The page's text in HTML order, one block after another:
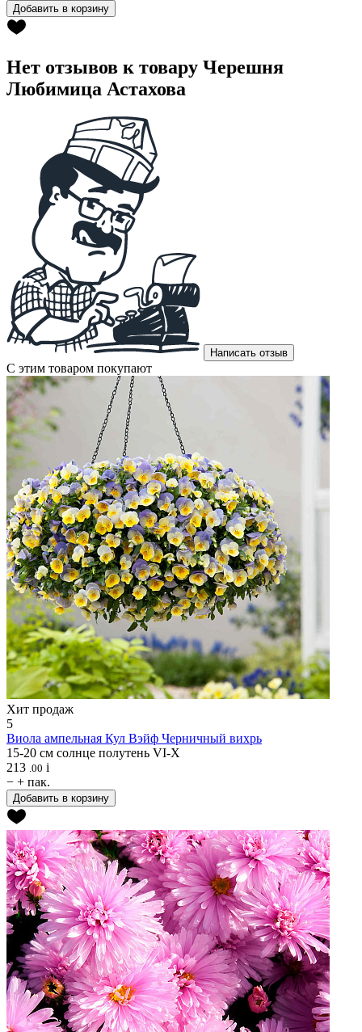
Добавить в корзину
Нет отзывов к товару Черешня
Любимица Астахова
Написать отзыв
С этим товаром покупают
Хит продаж
5
Виола ампельная Кул Вэйф Черничный вихрь
15-20 см солнце полутень VI-X
213 .00 i
− + пак.
Добавить в корзину